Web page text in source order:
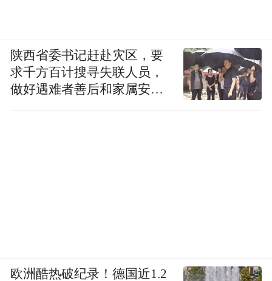
陕西省委书记赶赴灾区，要
求千方百计搜寻失联人员，
做好遇难者善后和家属安抚
欧洲酷热破纪录！德国近1.2